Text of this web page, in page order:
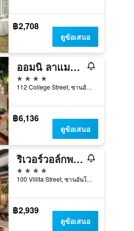
฿2,708
ดูข้อเสนอ
ออมนิ ลาแมนชั่นเดลริโอ
4 ดาว
112 College Street, ซานอันโตนิโอ, TX, สหรัฐอเมริกา
฿6,136
ดูข้อเสนอ
ริเวอร์วอล์กพลาซ่า
4 ดาว
100 Villita Street, ซานอันโตนิโอ, TX, สหรัฐอเมริกา
฿2,939
ดูข้อเสนอ